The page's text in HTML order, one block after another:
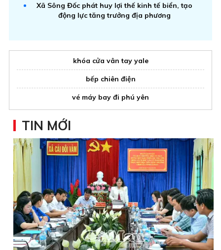
Xã Sông Đốc phát huy lợi thế kinh tế biển, tạo
động lực tăng trưởng địa phương
khóa cửa vân tay yale
bếp chiên điện
vé máy bay đi phú yên
TIN MỚI